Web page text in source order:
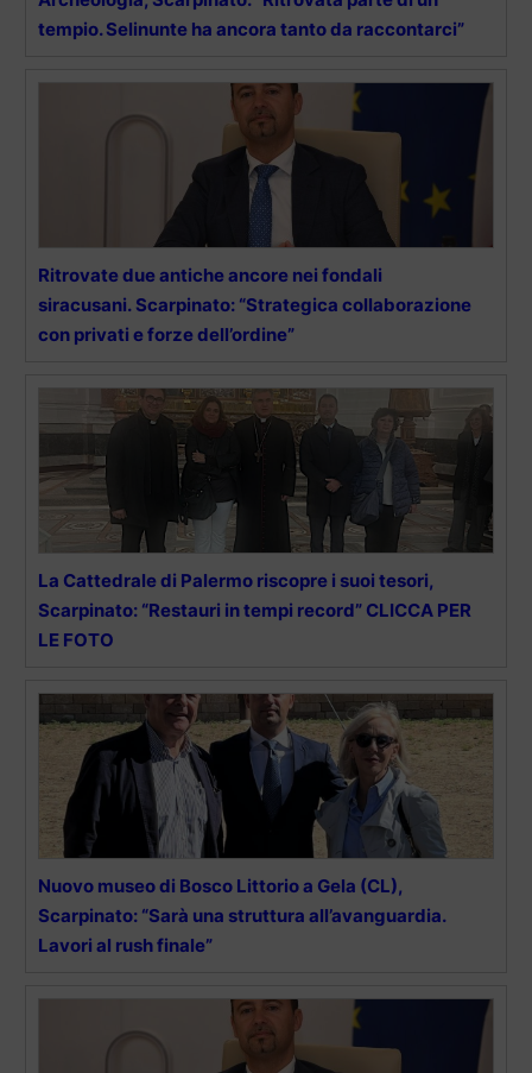
tempio. Selinunte ha ancora tanto da raccontarci”
Ritrovate due antiche ancore nei fondali
siracusani. Scarpinato: “Strategica collaborazione
con privati e forze dell’ordine”
La Cattedrale di Palermo riscopre i suoi tesori,
Scarpinato: “Restauri in tempi record” CLICCA PER
LE FOTO
Nuovo museo di Bosco Littorio a Gela (CL),
Scarpinato: “Sarà una struttura all’avanguardia.
Lavori al rush finale”